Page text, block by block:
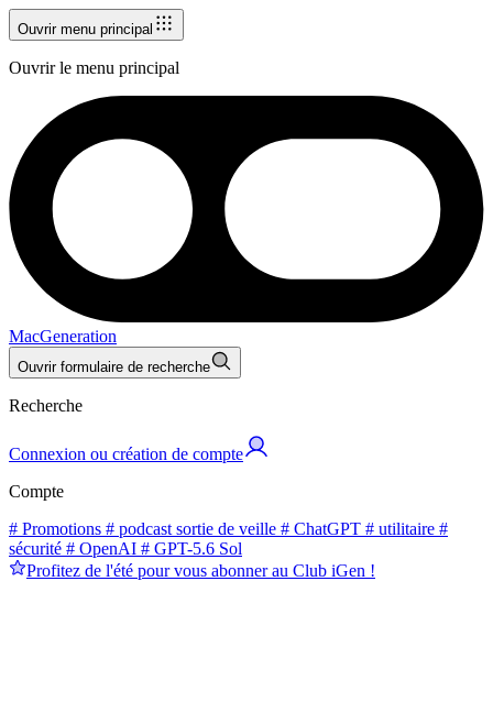
Ouvrir menu principal
Ouvrir le menu principal
MacGeneration
Ouvrir formulaire de recherche
Recherche
Connexion ou création de compte
Compte
# Promotions # podcast sortie de veille # ChatGPT # utilitaire #
sécurité # OpenAI # GPT-5.6 Sol
Profitez de l'été pour vous abonner au Club iGen !